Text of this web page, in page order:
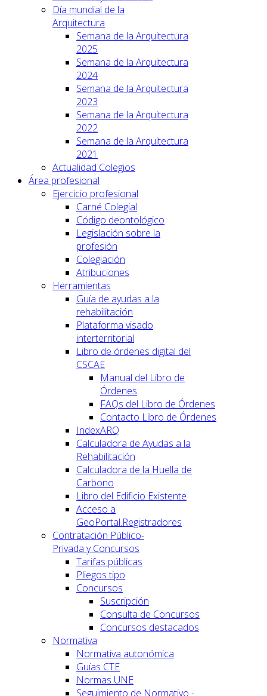
Día mundial de la
Arquitectura
Semana de la Arquitectura
2025
Semana de la Arquitectura
2024
Semana de la Arquitectura
2023
Semana de la Arquitectura
2022
Semana de la Arquitectura
2021
Actualidad Colegios
Área profesional
Ejercicio profesional
Carné Colegial
Código deontológico
Legislación sobre la
profesión
Colegiación
Atribuciones
Herramientas
Guía de ayudas a la
rehabilitación
Plataforma visado
interterritorial
Libro de órdenes digital del
CSCAE
Manual del Libro de
Órdenes
FAQs del Libro de Órdenes
Contacto Libro de Órdenes
IndexARQ
Calculadora de Ayudas a la
Rehabilitación
Calculadora de la Huella de
Carbono
Libro del Edificio Existente
Acceso a
GeoPortal.Registradores
Contratación Público-
Privada y Concursos
Tarifas públicas
Pliegos tipo
Concursos
Suscripción
Consulta de Concursos
Concursos destacados
Normativa
Normativa autonómica
Guías CTE
Normas UNE
Seguimiento de Normativo -